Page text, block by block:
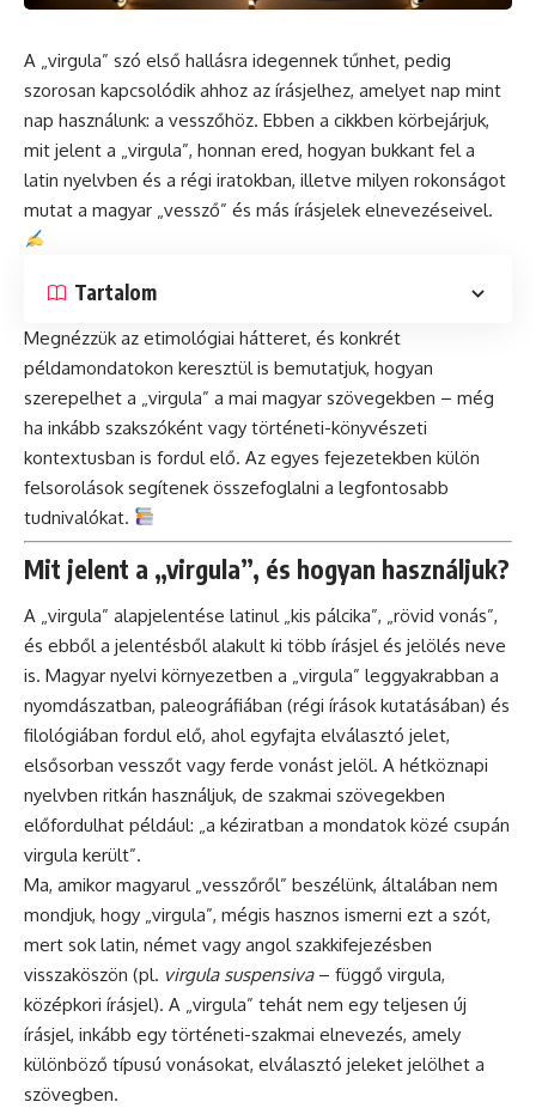
A „virgula” szó első hallásra idegennek tűnhet, pedig
szorosan kapcsolódik ahhoz az írásjelhez, amelyet nap mint
nap használunk: a vesszőhöz. Ebben a cikkben körbejárjuk,
mit jelent a „virgula”, honnan ered, hogyan bukkant fel a
latin nyelvben és a régi iratokban, illetve milyen rokonságot
mutat a magyar „vessző” és más írásjelek elnevezéseivel.
Tartalom
Megnézzük az etimológiai hátteret, és konkrét
példamondatokon keresztül is bemutatjuk, hogyan
szerepelhet a „virgula” a mai magyar szövegekben – még
ha inkább szakszóként vagy történeti-könyvészeti
kontextusban is fordul elő. Az egyes fejezetekben külön
felsorolások segítenek összefoglalni a legfontosabb
tudnivalókat.
Mit jelent a „virgula”, és hogyan használjuk?
A „virgula” alapjelentése latinul „kis pálcika”, „rövid vonás”,
és ebből a jelentésből alakult ki több írásjel és jelölés neve
is. Magyar nyelvi környezetben a „virgula” leggyakrabban a
nyomdászatban, paleográfiában (régi írások kutatásában) és
filológiában fordul elő, ahol egyfajta elválasztó jelet,
elsősorban vesszőt vagy ferde vonást jelöl. A hétköznapi
nyelvben ritkán használjuk, de szakmai szövegekben
előfordulhat például: „a kéziratban a mondatok közé csupán
virgula került”.
Ma, amikor magyarul „vesszőről” beszélünk, általában nem
mondjuk, hogy „virgula”, mégis hasznos ismerni ezt a szót,
mert sok latin, német vagy angol szakkifejezésben
visszaköszön (pl. virgula suspensiva– függő virgula,
középkori írásjel). A „virgula” tehát nem egy teljesen új
írásjel, inkább egy történeti-szakmai elnevezés, amely
különböző típusú vonásokat, elválasztó jeleket jelölhet a
szövegben.